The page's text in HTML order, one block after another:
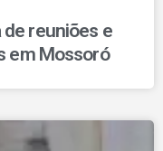
de reuniões e
em Mossoró